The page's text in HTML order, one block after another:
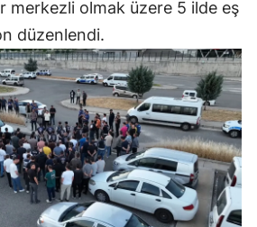
merkezli olmak üzere 5 ilde eş
düzenlendi.